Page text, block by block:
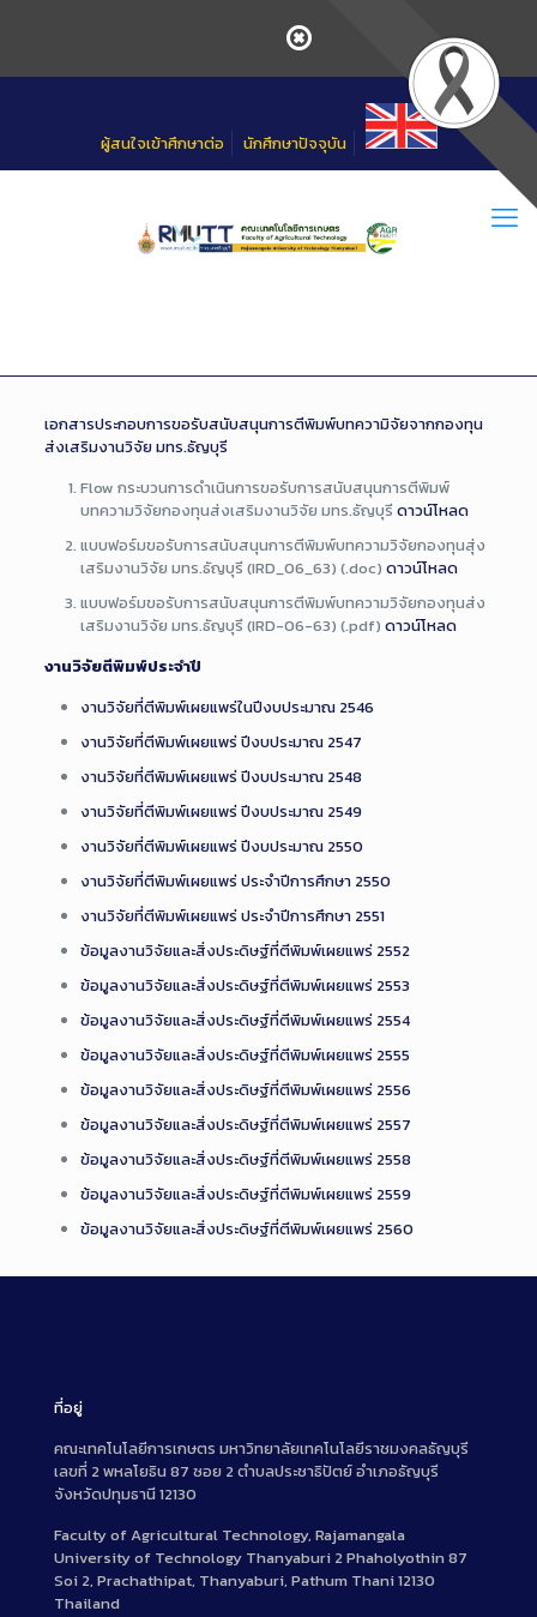
ผู้สนใจเข้าศึกษาต่อ นักศึกษาปัจจุบัน
เอกสารประกอบการขอรับสนับสนุนการตีพิมพ์บทความิจัยจากกองทุน
ส่งเสริมงานวิจัย มทร.ธัญบุรี
Flow กระบวนการดำเนินการขอรับการสนับสนุนการตีพิมพ์
บทความวิจัยกองทุนส่งเสริมงานวิจัย มทร.ธัญบุรี ดาวน์โหลด
แบบฟอร์มขอรับการสนับสนุนการตีพิมพ์บทความวิจัยกองทุนสุ่ง
เสริมงานวิจัย มทร.ธัญบุรี (IRD_06_63) (.doc) ดาวน์โหลด
แบบฟอร์มขอรับการสนับสนุนการตีพิมพ์บทความวิจัยกองทุนส่ง
เสริมงานวิจัย มทร.ธัญบุรี (IRD-06-63) (.pdf) ดาวน์โหลด
งานวิจัยตีพิมพ์ประจำปี
งานวิจัยที่ตีพิมพ์เผยแพร่ในปีงบประมาณ 2546
งานวิจัยที่ตีพิมพ์เผยแพร่ ปีงบประมาณ 2547
งานวิจัยที่ตีพิมพ์เผยแพร่ ปีงบประมาณ 2548
งานวิจัยที่ตีพิมพ์เผยแพร่ ปีงบประมาณ 2549
งานวิจัยที่ตีพิมพ์เผยแพร่ ปีงบประมาณ 2550
งานวิจัยที่ตีพิมพ์เผยแพร่ ประจำปีการศึกษา 2550
งานวิจัยที่ตีพิมพ์เผยแพร่ ประจำปีการศึกษา 2551
ข้อมูลงานวิจัยและสิ่งประดิษฐ์ที่ตีพิมพ์เผยแพร่ 2552
ข้อมูลงานวิจัยและสิ่งประดิษฐ์ที่ตีพิมพ์เผยแพร่ 2553
ข้อมูลงานวิจัยและสิ่งประดิษฐ์ที่ตีพิมพ์เผยแพร่ 2554
ข้อมูลงานวิจัยและสิ่งประดิษฐ์ที่ตีพิมพ์เผยแพร่ 2555
ข้อมูลงานวิจัยและสิ่งประดิษฐ์ที่ตีพิมพ์เผยแพร่ 2556
ข้อมูลงานวิจัยและสิ่งประดิษฐ์ที่ตีพิมพ์เผยแพร่ 2557
ข้อมูลงานวิจัยและสิ่งประดิษฐ์ที่ตีพิมพ์เผยแพร่ 2558
ข้อมูลงานวิจัยและสิ่งประดิษฐ์ที่ตีพิมพ์เผยแพร่ 2559
ข้อมูลงานวิจัยและสิ่งประดิษฐ์ที่ตีพิมพ์เผยแพร่ 2560
ที่อยู่
คณะเทคโนโลยีการเกษตร มหาวิทยาลัยเทคโนโลยีราชมงคลธัญบุรี
เลขที่ 2 พหลโยธิน 87 ซอย 2 ตำบลประชาธิปัตย์ อำเภอธัญบุรี
จังหวัดปทุมธานี 12130
Faculty of Agricultural Technology, Rajamangala
University of Technology Thanyaburi 2 Phaholyothin 87
Soi 2, Prachathipat, Thanyaburi, Pathum Thani 12130
Thailand